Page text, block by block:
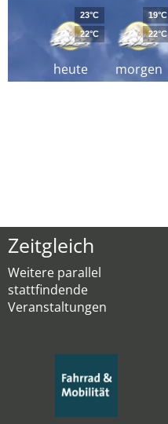
heute
23°C
22°C
morgen
19°C
22°C
Zeitgleich
Weitere parallel
stattfindende
Veranstaltungen